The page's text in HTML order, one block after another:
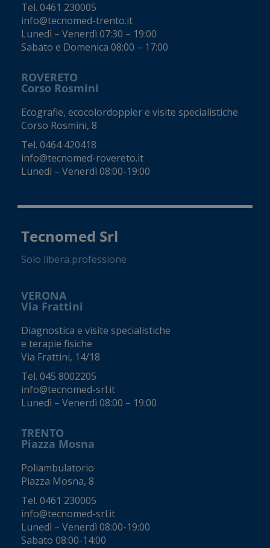
Tel. 0461 230005
info@tecnomed-trento.it
Lunedì – Venerdì 07:30 – 19:00
Sabato e Domenica 08:00 – 17:00
ROVERETO
Corso Rosmini
Ecografie, ecocolordoppler e visite specialistiche
Corso Rosmini, 8
Tel. 0464 420418
info@tecnomed-rovereto.it
Lunedì – Venerdì 08:00-19:00
Tecnomed Srl
Solo libera professione
VERONA
Via Frattini
Diagnostica e visite specialistiche
e terapie fisiche
Via Frattini, 14/18
Tel. 045 8002205
info@tecnomed-srl.it
Lunedì – Venerdì 08:00 – 19:00
TRENTO
Piazza Mosna
Poliambulatorio
Piazza Mosna, 8
Tel. 0461 230005
info@tecnomed-srl.it
Lunedì – Venerdì 08:00-19:00
Sabato 08:00-14:00